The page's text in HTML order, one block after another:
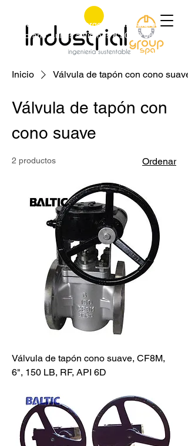
+56 9 9829 4014 jorge@industrialgroup.cl
Horario: Lunes a Viernes 8:30-18:00 hrs.
Inicio Válvula de tapón con cono suave
Válvula de tapón con
cono suave
2 productos Ordenar
Válvula de tapón cono suave, CF8M,
6", 150 LB, RF, API 6D